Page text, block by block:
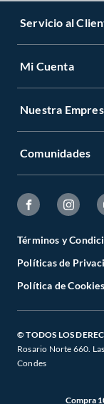
Servicio al
Mi Cuenta
Nuestra
Comunidades
Términos y
Políticas de
Política de Cookies
© TODOS LOS
Rosario Norte 660. Las
Condes
Compra